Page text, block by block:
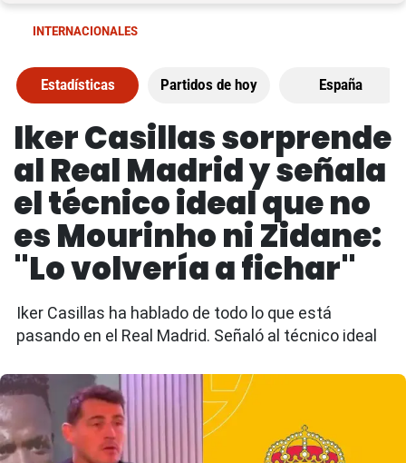
INTERNACIONALES
Estadísticas Partidos de hoy España
Iker Casillas sorprende
al Real Madrid y señala
el técnico ideal que no
es Mourinho ni Zidane:
"Lo volvería a fichar"
Iker Casillas ha hablado de todo lo que está
pasando en el Real Madrid. Señaló al técnico ideal